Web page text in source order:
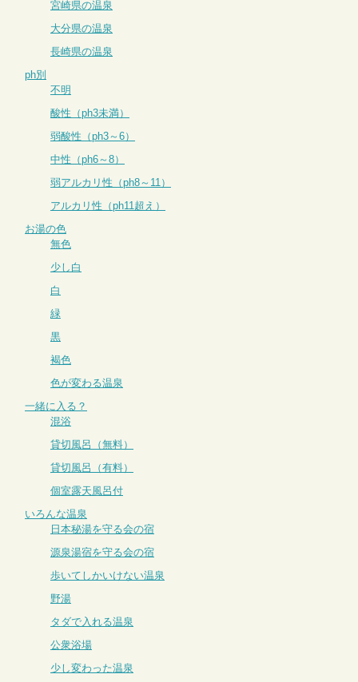
宮崎県の温泉
大分県の温泉
長崎県の温泉
ph別
不明
酸性（ph3未満）
弱酸性（ph3～6）
中性（ph6～8）
弱アルカリ性（ph8～11）
アルカリ性（ph11超え）
お湯の色
無色
少し白
白
緑
黒
褐色
色が変わる温泉
一緒に入る？
混浴
貸切風呂（無料）
貸切風呂（有料）
個室露天風呂付
いろんな温泉
日本秘湯を守る会の宿
源泉湯宿を守る会の宿
歩いてしかいけない温泉
野湯
タダで入れる温泉
公衆浴場
少し変わった温泉